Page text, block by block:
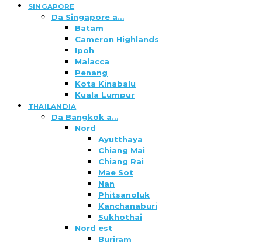
SINGAPORE
Da Singapore a…
Batam
Cameron Highlands
Ipoh
Malacca
Penang
Kota Kinabalu
Kuala Lumpur
THAILANDIA
Da Bangkok a…
Nord
Ayutthaya
Chiang Mai
Chiang Rai
Mae Sot
Nan
Phitsanoluk
Kanchanaburi
Sukhothai
Nord est
Buriram